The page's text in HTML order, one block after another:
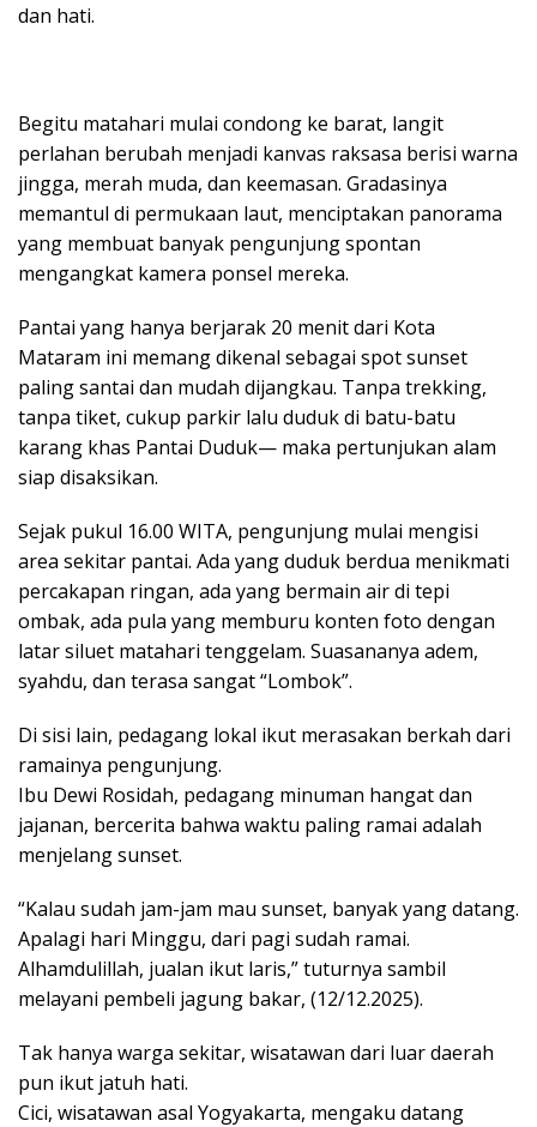
dan hati.
Begitu matahari mulai condong ke barat, langit
perlahan berubah menjadi kanvas raksasa berisi warna
jingga, merah muda, dan keemasan. Gradasinya
memantul di permukaan laut, menciptakan panorama
yang membuat banyak pengunjung spontan
mengangkat kamera ponsel mereka.
Pantai yang hanya berjarak 20 menit dari Kota
Mataram ini memang dikenal sebagai spot sunset
paling santai dan mudah dijangkau. Tanpa trekking,
tanpa tiket, cukup parkir lalu duduk di batu-batu
karang khas Pantai Duduk— maka pertunjukan alam
siap disaksikan.
Sejak pukul 16.00 WITA, pengunjung mulai mengisi
area sekitar pantai. Ada yang duduk berdua menikmati
percakapan ringan, ada yang bermain air di tepi
ombak, ada pula yang memburu konten foto dengan
latar siluet matahari tenggelam. Suasananya adem,
syahdu, dan terasa sangat “Lombok”.
Di sisi lain, pedagang lokal ikut merasakan berkah dari
ramainya pengunjung.
Ibu Dewi Rosidah, pedagang minuman hangat dan
jajanan, bercerita bahwa waktu paling ramai adalah
menjelang sunset.
“Kalau sudah jam-jam mau sunset, banyak yang datang.
Apalagi hari Minggu, dari pagi sudah ramai.
Alhamdulillah, jualan ikut laris,” tuturnya sambil
melayani pembeli jagung bakar, (12/12.2025).
Tak hanya warga sekitar, wisatawan dari luar daerah
pun ikut jatuh hati.
Cici, wisatawan asal Yogyakarta, mengaku datang